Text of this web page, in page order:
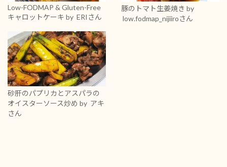
Low-FODMAP & Gluten-Free
キャロットケーキ by ERIさん
豚のトマト生姜焼き by
low.fodmap_nijiiroさん
砂肝のパプリカとアスパラの
オイスターソース炒め by アキ
さん